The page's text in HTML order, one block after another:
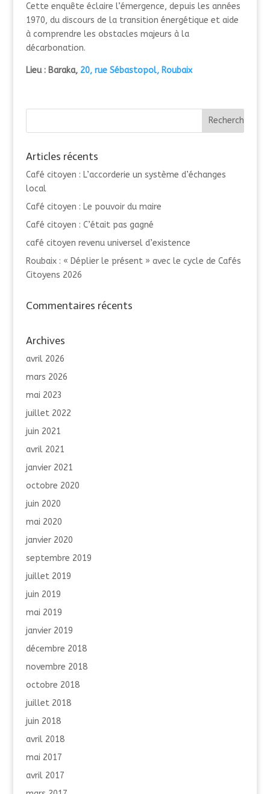
Cette enquête éclaire l’émergence, depuis les années
1970, du discours de la transition énergétique et aide
à comprendre les obstacles majeurs à la
décarbonation.
Lieu : Baraka, 20, rue Sébastopol, Roubaix
Articles récents
Café citoyen : L’accorderie un système d’échanges
local
Café citoyen : Le pouvoir du maire
Café citoyen : C’était pas gagné
café citoyen revenu universel d’existence
Roubaix : « Déplier le présent » avec le cycle de Cafés
Citoyens 2026
Commentaires récents
Archives
avril 2026
mars 2026
mai 2023
juillet 2022
juin 2021
avril 2021
janvier 2021
octobre 2020
juin 2020
mai 2020
janvier 2020
septembre 2019
juillet 2019
juin 2019
mai 2019
janvier 2019
décembre 2018
novembre 2018
octobre 2018
juillet 2018
juin 2018
avril 2018
mai 2017
avril 2017